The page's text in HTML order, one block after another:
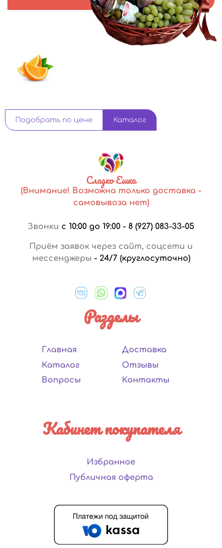
Подобрать по цене Каталог
Сладко Ешка
(Внимание! Возможна только доставка -
самовывоза нет)
Звонки с 10:00 до 19:00 - 8 (927) 083-33-05
Приём заявок через сайт, соцсети и
мессенджеры - 24/7 (круглосуточно)
Разделы
Главная
Каталог
Вопросы
Доставка
Отзывы
Контакты
Кабинет покупателя
Избранное
Публичная оферта